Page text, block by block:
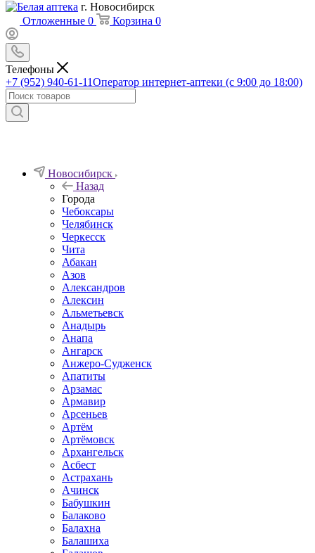
г. Новосибирск
Отложенные 0 Корзина 0
Телефоны
+7 (952) 940-61-11Оператор интернет-аптеки (с 9:00 до 18:00)
Новосибирск
Назад
Города
Чебоксары
Челябинск
Черкесск
Чита
Абакан
Азов
Александров
Алексин
Альметьевск
Анадырь
Анапа
Ангарск
Анжеро-Судженск
Апатиты
Арзамас
Армавир
Арсеньев
Артём
Артёмовск
Архангельск
Асбест
Астрахань
Ачинск
Бабушкин
Балаково
Балахна
Балашиха